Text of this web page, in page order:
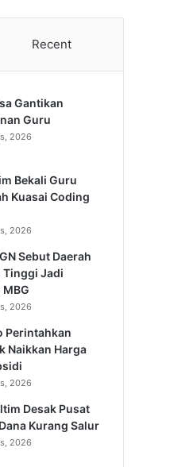
Recent
Gantikan
Guru
2026
Bekali Guru
Kuasai Coding
2026
Sebut Daerah
Jadi
2026
Perintahkan
Naikkan Harga
2026
Desak Pusat
Kurang Salur
2026